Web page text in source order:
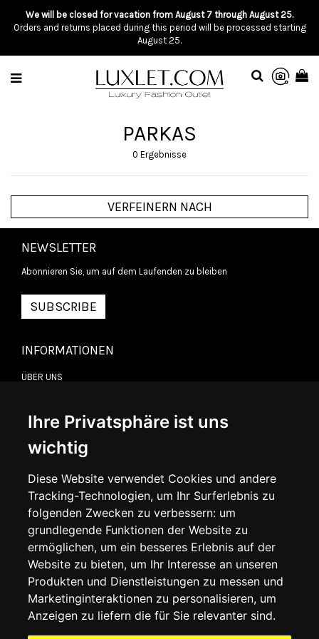
Ihre Privatsphäre ist uns
wichtig
Diese Website verwendet Cookies und andere
Tracking-Technologien, um Ihr Surferlebnis zu
folgenden Zwecken zu verbessern: um
grundlegende Funktionen der Website zu
ermöglichen, um ein besseres Erlebnis auf der
Website zu bieten, um Ihr Interesse an unseren
Produkten und Dienstleistungen zu messen und
Marketinginteraktionen zu personalisieren, um
Anzeigen zu liefern die für Sie relevanter sind.
We will be closed for vacation from August 7 through August 25.
Orders and returns placed during this period will be processed starting
August 25.
PARKAS
0 Ergebnisse
VERFEINERN NACH
NEWSLETTER
Abonnieren Sie, um auf dem Laufenden zu bleiben
SUBSCRIBE
INFORMATIONEN
ÜBER UNS
LIEFERINFORMATIONEN
WIDERRUFSRECHT
DATENSCHUTZERKLÄRUNG
COOKIE-RICHTLINIE
MEIN KONTO
MEIN KONTO
BESTELLVERLAUF
ADRESSBUCH
WUNSCHLISTE
SOCIAL